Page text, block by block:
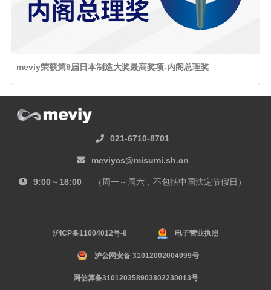
meviy荣获第9届日本制造大奖最高奖项-内阁总理奖
021-6710-8701
meviycs@misumi.sh.cn
9:00～18:00 （周一～周六，不包括中国法定节假日）
沪ICP备11004012号-8 电子营业执照
沪公网安备 31012002004099号
网信算备310120358903802230013号